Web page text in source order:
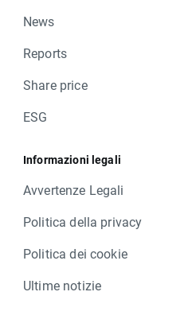
News
Reports
Share price
ESG
Informazioni legali
Avvertenze Legali
Politica della privacy
Politica dei cookie
Ultime notizie